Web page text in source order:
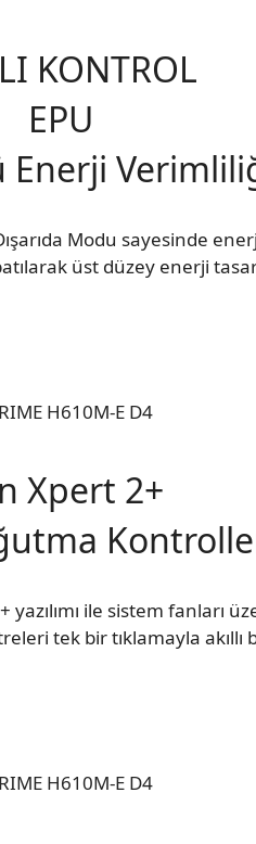
KONTROL
EPU
Enerji
Modu sayesinde
üst düzey enerji
Xpert 2+
ile sistem fanları
tek bir tıklamayla akıllı